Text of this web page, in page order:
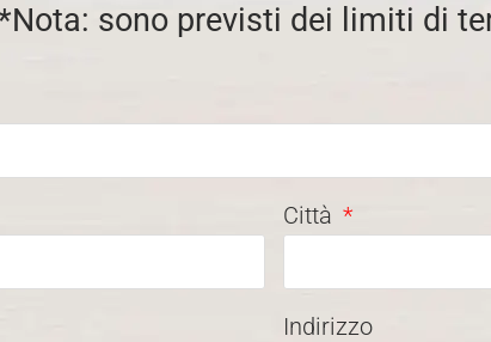
sono previsti dei limiti di
Città
Indirizzo